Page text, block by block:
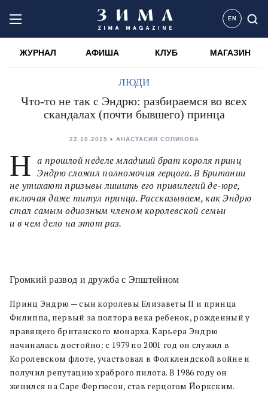
EN
ЖУРНАЛ АФИША КЛУБ МАГАЗИН
ЛЮДИ
Что-то не так с Эндрю: разбираемся во всех
скандалах (почти бывшего) принца
22.10.2025 АНАСТАСИЯ СОПИКОВА
Н а прошлой неделе младший брат короля принц
Эндрю сложил полномочия герцога. В Британии
не утихают призывы лишить его привилегий де-юре,
включая даже титул принца. Рассказываем, как Эндрю
стал самым одиозным членом королевской семьи
и в чем дело на этот раз.
Громкий развод и дружба с Эпштейном
Принц Эндрю — сын королевы Елизаветы II и принца
Филиппа, первый за полтора века ребенок, рожденный у
правящего британского монарха. Карьера Эндрю
начиналась достойно: с 1979 по 2001 год он служил в
Королевском флоте, участвовал в Фолклендской войне и
получил репутацию храброго пилота. В 1986 году он
женился на Саре Фергюсон, став герцогом Йоркским.